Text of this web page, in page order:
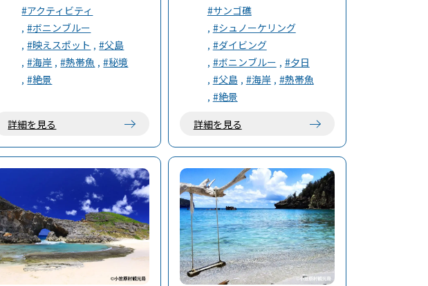
ックやボートで上陸するしかなく陸
路で向かう事はできません。白い砂
浜とどこまでも続く青い海がお出迎
#アクティビティ
#ボニンブルー
#映えスポット
#父島
#海岸
#熱帯魚
#秘境
#絶景
詳細を見る
サンゴの欠片と砂浜で、海に入ると
目の前の海底は砂地ですが、少し泳
ぐとすぐに、砂地の両サイドにエダ
サンゴの群集が広がっています。
#サンゴ礁
#シュノーケリング
#ダイビング
#ボニンブルー
#夕日
#父島
#海岸
#熱帯魚
#絶景
詳細を見る